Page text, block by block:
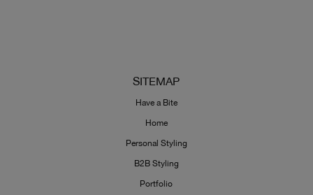
SITEMAP
Have a Bite
Home
Personal Styling
B2B Styling
Portfolio